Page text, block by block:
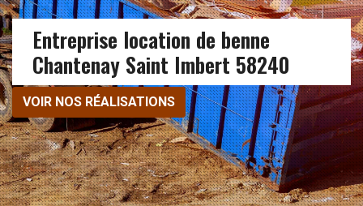
Entreprise location de benne
Chantenay Saint Imbert 58240
VOIR NOS RÉALISATIONS